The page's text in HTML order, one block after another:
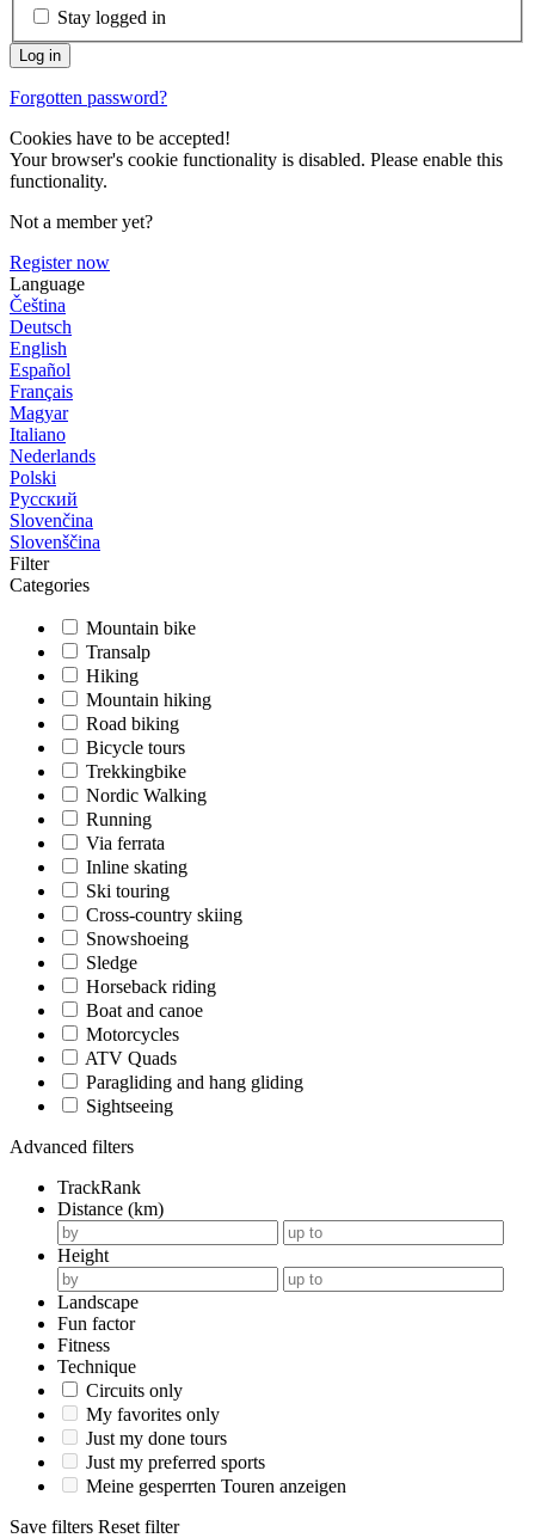
Stay logged in
Forgotten password?
Cookies have to be accepted!
Your browser's cookie functionality is disabled. Please enable this
functionality.
Not a member yet?
Register now
Language
Čeština
Deutsch
English
Español
Français
Magyar
Italiano
Nederlands
Polski
Русский
Slovenčina
Slovenščina
Filter
Categories
Mountain bike
Transalp
Hiking
Mountain hiking
Road biking
Bicycle tours
Trekkingbike
Nordic Walking
Running
Via ferrata
Inline skating
Ski touring
Cross-country skiing
Snowshoeing
Sledge
Horseback riding
Boat and canoe
Motorcycles
ATV Quads
Paragliding and hang gliding
Sightseeing
Advanced filters
TrackRank
Distance (km)
Height
Landscape
Fun factor
Fitness
Technique
Circuits only
My favorites only
Just my done tours
Just my preferred sports
Meine gesperrten Touren anzeigen
Save filters Reset filter